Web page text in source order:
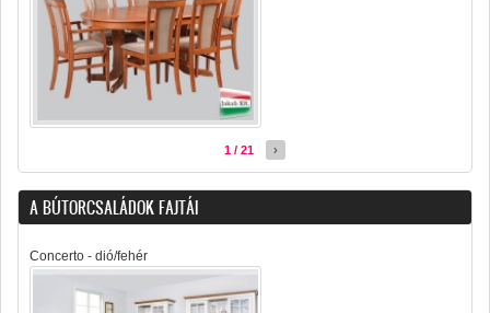
1 / 21 ›
A BÚTORCSALÁDOK FAJTÁI
Concerto - dió/fehér